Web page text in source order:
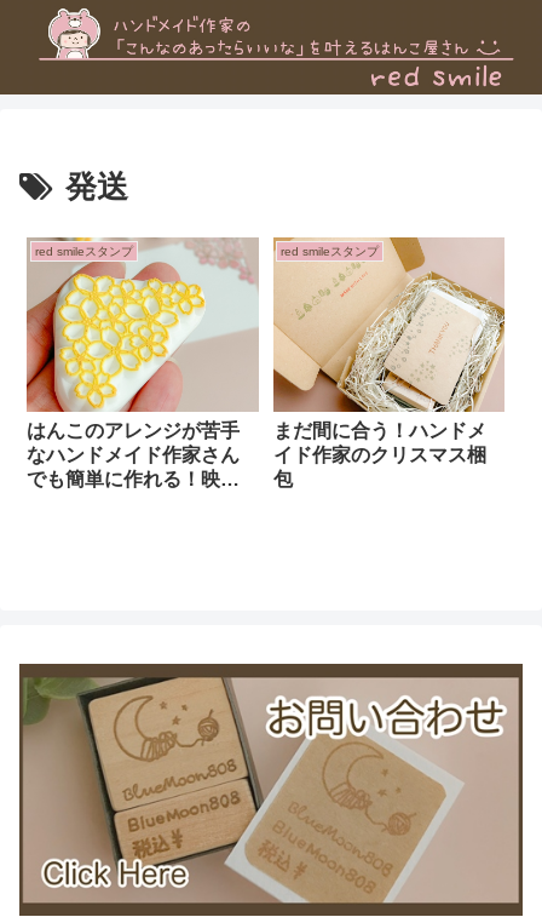
発送
red smileスタンプ
はんこのアレンジが苦手
なハンドメイド作家さん
でも簡単に作れる！映え
red smileスタンプ
まだ間に合う！ハンドメ
イド作家のクリスマス梱
包